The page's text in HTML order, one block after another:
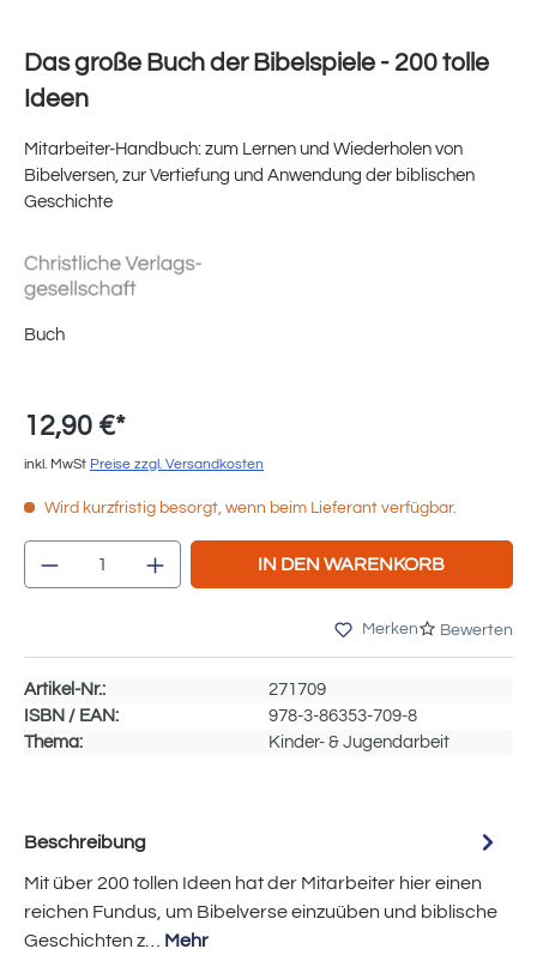
Das große Buch der Bibelspiele - 200 tolle
Ideen
Mitarbeiter-Handbuch: zum Lernen und Wiederholen von
Bibelversen, zur Vertiefung und Anwendung der biblischen
Geschichte
Buch
12,90 €*
inkl. MwSt Preise zzgl. Versandkosten
Wird kurzfristig besorgt, wenn beim Lieferant verfügbar.
Produkt Anzahl: Gib den gewünschten
IN DEN WARENKORB
Merken Bewerten
Artikel-Nr.:
271709
ISBN / EAN:
978-3-86353-709-8
Thema:
Kinder- & Jugendarbeit
Beschreibung
Mit über 200 tollen Ideen hat der Mitarbeiter hier einen
reichen Fundus, um Bibelverse einzuüben und biblische
Geschichten z… Mehr